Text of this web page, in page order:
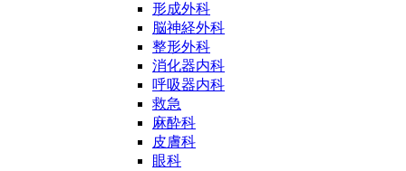
形成外科
脳神経外科
整形外科
消化器内科
呼吸器内科
救急
麻酔科
皮膚科
眼科